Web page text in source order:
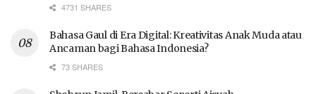
4731 SHARES
Bahasa Gaul di Era Digital: Kreativitas Anak Muda atau
Ancaman bagi Bahasa Indonesia?
73 SHARES